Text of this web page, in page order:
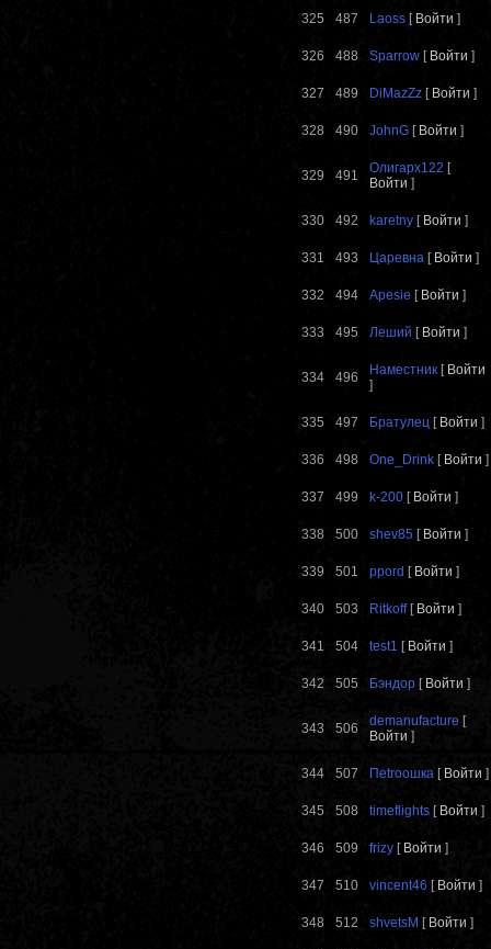
325 487 Laoss [ Войти ]
326 488 Sparrow [ Войти ]
327 489 DiMazZz [ Войти ]
328 490 JohnG [ Войти ]
329 491 Олигарх122 [
Войти ]
330 492 karetny [ Войти ]
331 493 Царевна [ Войти ]
332 494 Apesie [ Войти ]
333 495 Леший [ Войти ]
334 496 Наместник [ Войти
]
335 497 Братулец [ Войти ]
336 498 One_Drink [ Войти ]
337 499 k-200 [ Войти ]
338 500 shev85 [ Войти ]
339 501 ppord [ Войти ]
340 503 Ritkoff[ Войти ]
341 504 test1 [ Войти ]
342 505 Бэндор [ Войти ]
343 506 demanufacture [
Войти ]
344 507 Пеtrooшка [ Войти ]
345 508 timeflights [ Войти ]
346 509 frizy [ Войти ]
347 510 vincent46 [ Войти ]
348 512 shvetsM [ Войти ]